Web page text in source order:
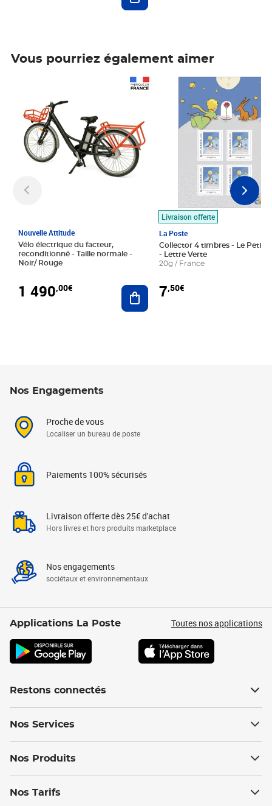
Vous pourriez également aimer
Nouvelle Attitude
Vélo électrique du facteur,
reconditionné - Taille normale -
Noir/ Rouge
1 490,00€ Ajouter au panier
Livraison offerte
La Poste
Collector 4 timbres - Le Petit
- Lettre Verte
20g / France
7,50€
Prix 7,50€
Nos Engagements
Proche de vous
Localiser un bureau de poste
Paiements 100% sécurisés
Livraison offerte dès 25€ d'achat
Hors livres et hors produits marketplace
Nos engagements
sociétaux et environnementaux
Applications La Poste Toutes nos applications
Restons connectés
Nos Services
Nos Produits
Nos Tarifs